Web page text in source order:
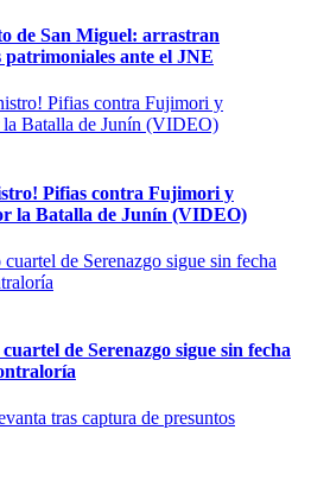
de San Miguel: arrastran
patrimoniales ante el JNE
Pifias contra Fujimori y
la Batalla de Junín (VIDEO)
de Serenazgo sigue sin fecha